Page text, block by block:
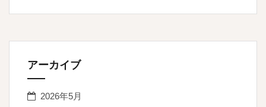
アーカイブ
2026年5月